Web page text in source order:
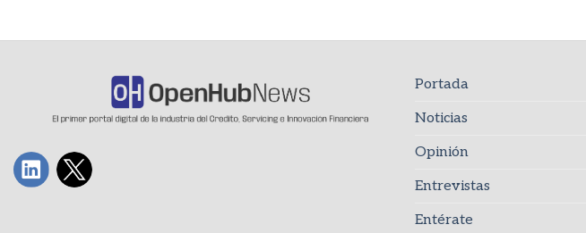
Portada
Noticias
Opinión
Entrevistas
Entérate